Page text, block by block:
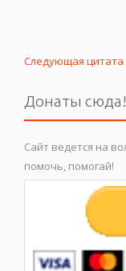
Следующая цитата
Донаты сюда!
Сайт ведется на
помочь, помогай!